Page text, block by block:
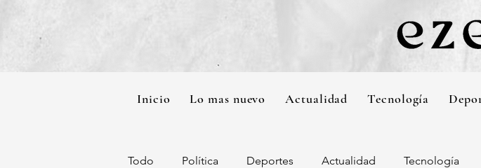
Inicio Lo mas nuevo Actualidad Tecnología
Todo Política Deportes Actualidad Tecnología